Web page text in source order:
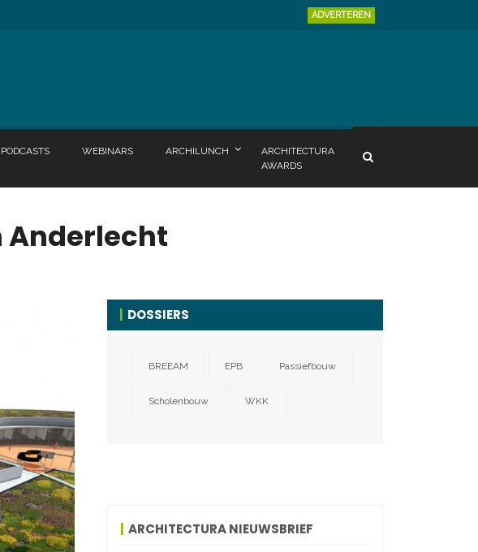
ADVERTEREN
PODCASTS WEBINARS ARCHILUNCH
ARCHITECTURA
AWARDS
Anderlecht
DOSSIERS
BREEAM EPB Passiefbouw
Scholenbouw WKK
ARCHITECTURA NIEUWSBRIEF